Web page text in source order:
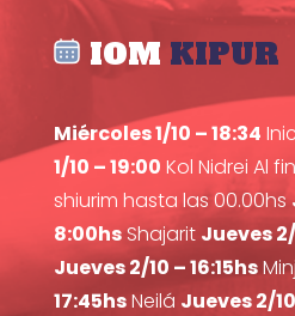
IOM KIPUR
Miércoles 1/10 – 18:34
1/10 – 19:00 Kol Nidrei Al
shiurim hasta las 00.00hs
8:00hsShajarit Jueves
Jueves 2/10 – 16:15hs
17:45hsNeilá Jueves 2/